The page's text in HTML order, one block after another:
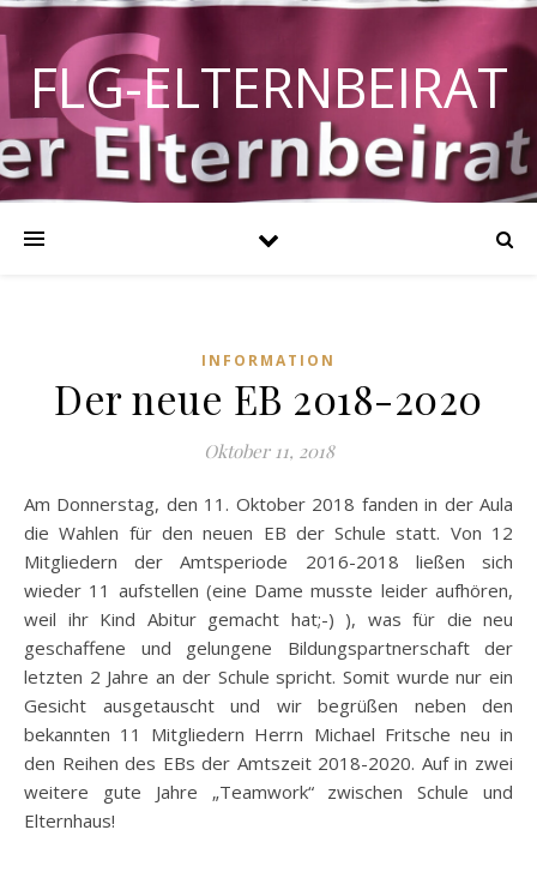
FLG-ELTERNBEIRAT
INFORMATION
Der neue EB 2018-2020
Oktober 11, 2018
Am Donnerstag, den 11. Oktober 2018 fanden in der Aula
die Wahlen für den neuen EB der Schule statt. Von 12
Mitgliedern der Amtsperiode 2016-2018 ließen sich
wieder 11 aufstellen (eine Dame musste leider aufhören,
weil ihr Kind Abitur gemacht hat;-) ), was für die neu
geschaffene und gelungene Bildungspartnerschaft der
letzten 2 Jahre an der Schule spricht. Somit wurde nur ein
Gesicht ausgetauscht und wir begrüßen neben den
bekannten 11 Mitgliedern Herrn Michael Fritsche neu in
den Reihen des EBs der Amtszeit 2018-2020. Auf in zwei
weitere gute Jahre „Teamwork“ zwischen Schule und
Elternhaus!